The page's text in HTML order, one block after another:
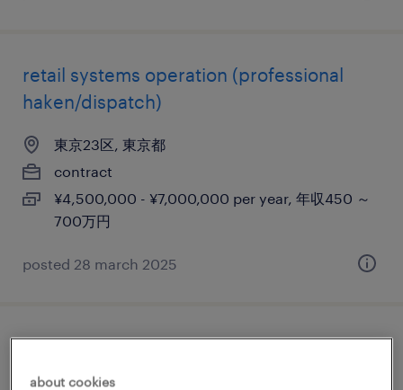
retail systems operation (professional
haken/dispatch)
東京23区, 東京都
contract
¥4,500,000 - ¥7,000,000 per year, 年収450 ～
700万円
posted 28 march 2025
english only ok! it infrastructure project
manager (professional haken/dispatch)
about cookies